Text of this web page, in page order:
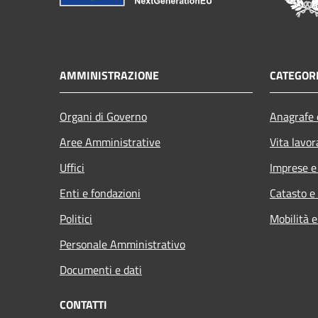
AMMINISTRAZIONE
Organi di Governo
Aree Amministrative
Uffici
Enti e fondazioni
Politici
Personale Amministrativo
Documenti e dati
Vita
Imprese
Catasto
Mobilità
CONTATTI